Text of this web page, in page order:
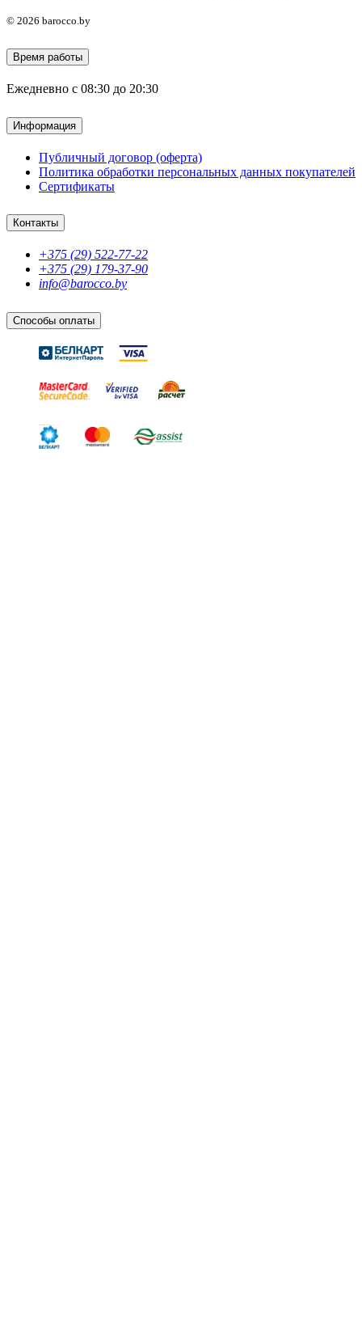
© 2026 barocco.by
Время работы
Ежедневно с 08:30 до 20:30
Информация
Публичный договор (оферта)
Политика обработки персональных данных покупателей
Сертификаты
Контакты
+375 (29) 522-77-22
+375 (29) 179-37-90
info@barocco.by
Способы оплаты